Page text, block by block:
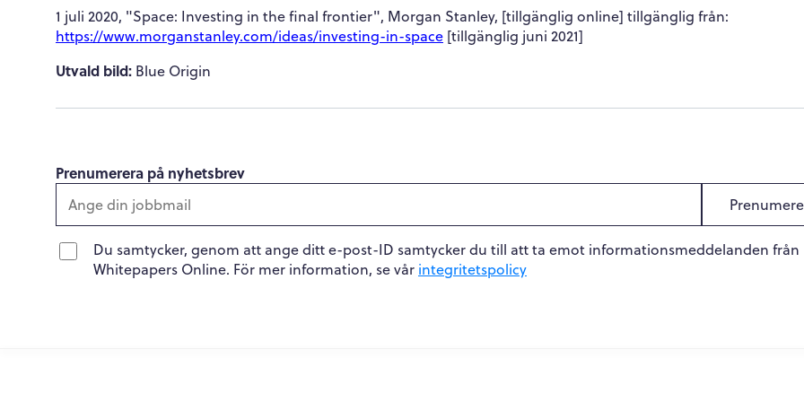
1 juli 2020, "Space: Investing in the final frontier", Morgan Stanley, [tillgänglig online] tillgänglig från:
https://www.morganstanley.com/ideas/investing-in-space [tillgänglig juni 2021]
Utvald bild: Blue Origin
Prenumerera på nyhetsbrev
Du samtycker, genom att ange ditt e-post-ID samtycker du till att ta emot informationsmeddelanden från
Whitepapers Online. För mer information, se vår integritetspolicy